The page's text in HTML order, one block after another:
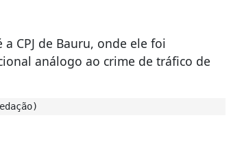
CPJ de Bauru, onde ele foi
análogo ao crime de tráfico de